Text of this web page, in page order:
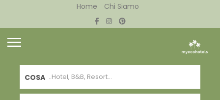
Home Chi Siamo
COSA